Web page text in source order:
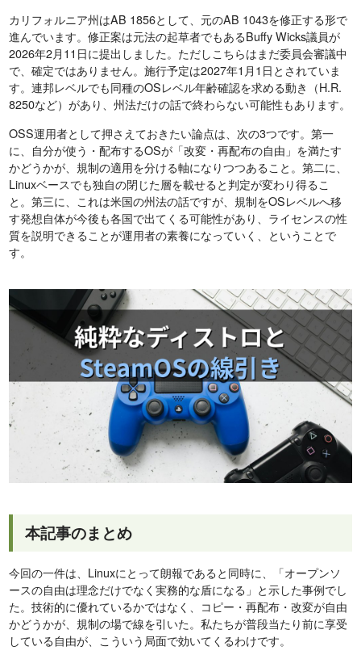
カリフォルニア州はAB 1856として、元のAB 1043を修正する形で
進んでいます。修正案は元法の起草者でもあるBuffy Wicks議員が
2026年2月11日に提出しました。ただしこちらはまだ委員会審議中
で、確定ではありません。施行予定は2027年1月1日とされていま
す。連邦レベルでも同種のOSレベル年齢確認を求める動き（H.R.
8250など）があり、州法だけの話で終わらない可能性もあります。
OSS運用者として押さえておきたい論点は、次の3つです。第一
に、自分が使う・配布するOSが「改変・再配布の自由」を満たす
かどうかが、規制の適用を分ける軸になりつつあること。第二に、
Linuxベースでも独自の閉じた層を載せると判定が変わり得るこ
と。第三に、これは米国の州法の話ですが、規制をOSレベルへ移
す発想自体が今後も各国で出てくる可能性があり、ライセンスの性
質を説明できることが運用者の素養になっていく、ということで
す。
本記事のまとめ
今回の一件は、Linuxにとって朗報であると同時に、「オープンソ
ースの自由は理念だけでなく実務的な盾になる」と示した事例でし
た。技術的に優れているかではなく、コピー・再配布・改変が自由
かどうかが、規制の場で線を引いた。私たちが普段当たり前に享受
している自由が、こういう局面で効いてくるわけです。